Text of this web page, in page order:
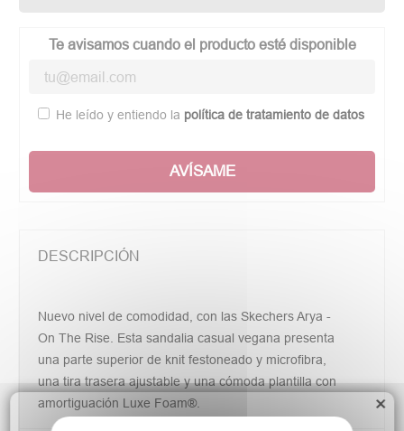
Te avisamos cuando el producto esté disponible
He leído y entiendo la política de tratamiento de datos
AVÍSAME
DESCRIPCIÓN
Nuevo nivel de comodidad, con las Skechers Arya -
On The Rise. Esta sandalia casual vegana presenta
una parte superior de knit festoneado y microfibra,
una tira trasera ajustable y una cómoda plantilla con
amortiguación Luxe Foam®.
×